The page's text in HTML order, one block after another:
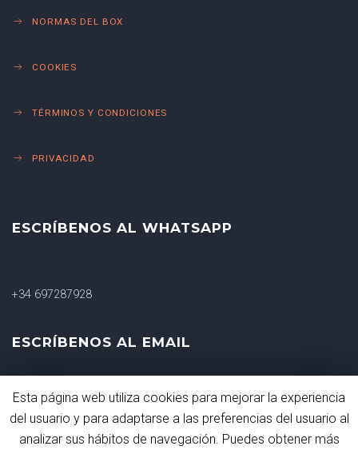
NORMAS DEL BOX
COOKIES
TÉRMINOS Y CONDICIONES
PRIVACIDAD
ESCRÍBENOS AL WHATSAPP
+34 697287928
ESCRÍBENOS AL EMAIL
shakacrossfit@gmail.com
Esta página web utiliza cookies para mejorar la experiencia
del usuario y para adaptarse a las preferencias del usuario al
analizar sus hábitos de navegación. Puedes obtener más